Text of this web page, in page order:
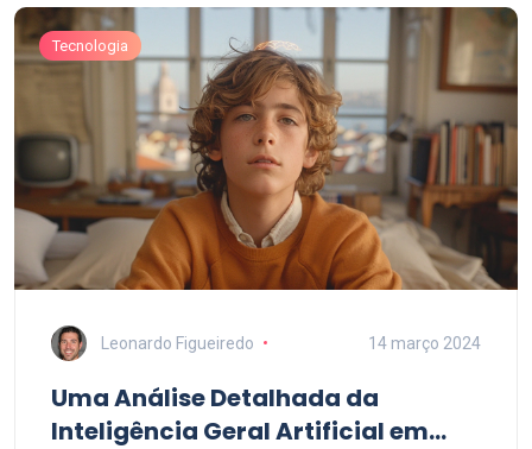
Tecnologia
Leonardo Figueiredo 14 março 2024
Uma Análise Detalhada da
Inteligência Geral Artificial em